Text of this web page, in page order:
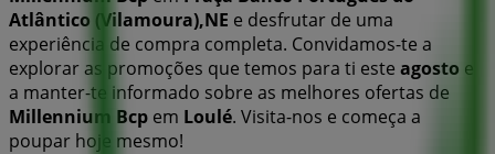
Atlântico (Vilamoura),NE e desfrutar de uma
experiência de compra completa. Convidamos-te a
explorar as promoções que temos para ti este agosto e
a manter-te informado sobre as melhores ofertas de
Millennium Bcp em Loulé. Visita-nos e começa a
poupar hoje mesmo!